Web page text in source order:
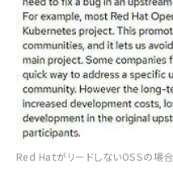
Red HatがリードしないOSSの場合